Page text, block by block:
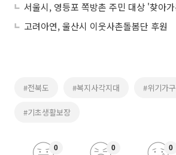
고려아연, 울산시 이웃사촌돌봄단 후원
#전북도 #복지사각지대 #위기가구
#기초생활보장
0 0 0